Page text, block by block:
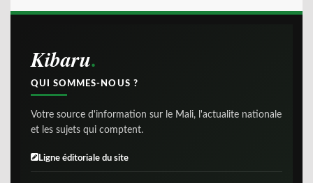
Kibaru
QUI SOMMES-NOUS ?
Votre source d'information sur le Mali, l'actualite nationale
et les sujets qui comptent.
Ligne éditoriale du site